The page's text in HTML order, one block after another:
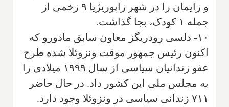
و زایمان را در شهر زاپوریژیا ۹ زخمی از
جمله ۱ کودک، بجا گذاشت.
۱۰- دلسی رودریگز معاون سابق مادورو که
اکنون رئیس جمهور موقت ونزوئلا شده طرح
عفو زندانیان سیاسی از سال ۱۹۹۹ میلادی را
به مجلس ملی این کشور داد. در حال حاضر
۷۱۱ زندانی سیاسی در ونزوئلا وجود دارد.